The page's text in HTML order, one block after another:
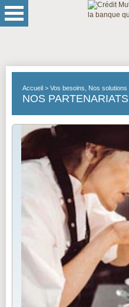
Accueil Vos besoins, Nos solutions
NOS PARTENARIATS